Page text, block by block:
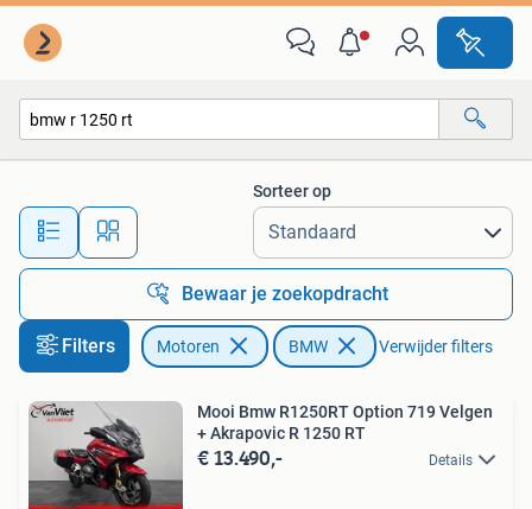
Alle afstanden…
Sorteer op
Bewaar je zoekopdracht
Filters Motoren BMW Verwijder filters
Mooi Bmw R1250RT Option 719 Velgen
+ Akrapovic R 1250 RT
€ 13.490,- Details